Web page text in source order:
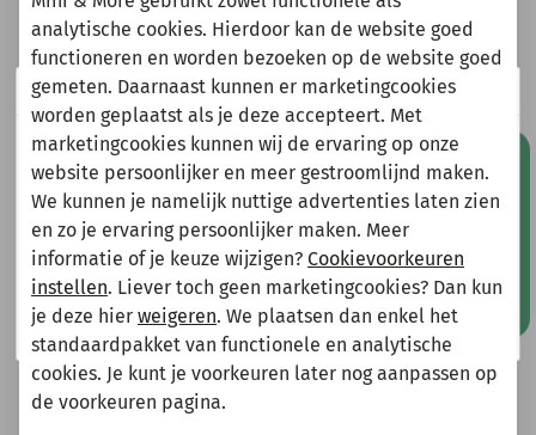
Heeft u vragen?
Stuur een e-mail
info@miniandmore.nl
Andere bekeken ook
Wellicht ook iets voor jou?
-50% -70% Mis geen aanbiedingen!
Wij zijn er even tussenuit!
Natuurlijk kun je wel gewoon een bestelling plaatsen
maar deze wordt dan maandag 10 augustus
verzonden.
Gelieve hier rekening mee te houden bij het plaatsen
van je bestelling.
Shop nu!
analytische cookies. Hierdoor kan de website goed
functioneren en worden bezoeken op de website goed
gemeten. Daarnaast kunnen er marketingcookies
worden geplaatst als je deze accepteert. Met
marketingcookies kunnen wij de ervaring op onze
website persoonlijker en meer gestroomlijnd maken.
We kunnen je namelijk nuttige advertenties laten zien
en zo je ervaring persoonlijker maken. Meer
informatie of je keuze wijzigen? Cookievoorkeuren
instellen. Liever toch geen marketingcookies? Dan kun
je deze hier weigeren. We plaatsen dan enkel het
standaardpakket van functionele en analytische
cookies. Je kunt je voorkeuren later nog aanpassen op
de voorkeuren pagina.